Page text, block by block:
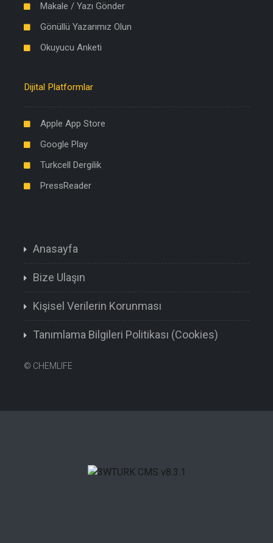
Makale / Yazı Gönder
Gönüllü Yazarımız Olun
Okuyucu Anketi
Dijital Platformlar
Apple App Store
Google Play
Turkcell Dergilik
PressReader
Anasayfa
Bize Ulaşın
Kişisel Verilerin Korunması
Tanımlama Bilgileri Politikası (Cookies)
© CHEMLIFE